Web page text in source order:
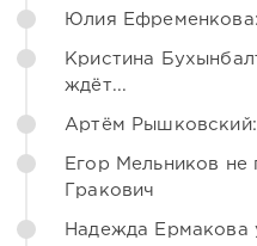
Юлия
Кристина
ждёт...
Артём Рышковский:
Егор Мельников не
Гракович
Надежда Ермакова